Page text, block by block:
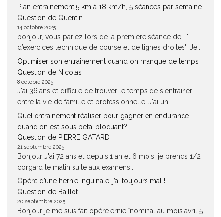
Plan entrainement 5 km à 18 km/h, 5 séances par semaine
Question de Quentin
14 octobre 2025
bonjour, vous parlez lors de la premiere séance de : "
d’exercices technique de course et de lignes droites". Je...
Optimiser son entraînement quand on manque de temps
Question de Nicolas
8 octobre 2025
J'ai 36 ans et difficile de trouver le temps de s'entrainer
entre la vie de famille et professionnelle. J'ai un...
Quel entrainement réaliser pour gagner en endurance
quand on est sous béta-bloquant?
Question de PIERRE GATARD
21 septembre 2025
Bonjour J'ai 72 ans et depuis 1 an et 6 mois, je prends 1/2
corgard le matin suite aux examens...
Opéré d’une hernie inguinale, j’ai toujours mal !
Question de Baillot
20 septembre 2025
Bonjour je me suis fait opéré ernie înominal au mois avril 5